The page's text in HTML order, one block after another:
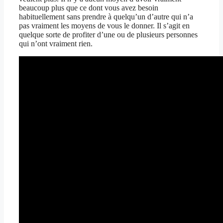
beaucoup plus que ce dont vous avez besoin
habituellement sans prendre à quelqu’un d’autre qui n’a
pas vraiment les moyens de vous le donner. Il s’agit en
quelque sorte de profiter d’une ou de plusieurs personnes
qui n’ont vraiment rien.